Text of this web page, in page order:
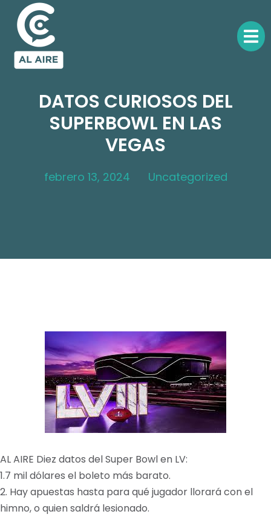
DATOS CURIOSOS DEL
SUPERBOWL EN LAS
VEGAS
febrero 13, 2024 Uncategorized
AL AIRE Diez datos del Super Bowl en LV:
1.7 mil dólares el boleto más barato.
2. Hay apuestas hasta para qué jugador llorará con el
himno, o quien saldrá lesionado.